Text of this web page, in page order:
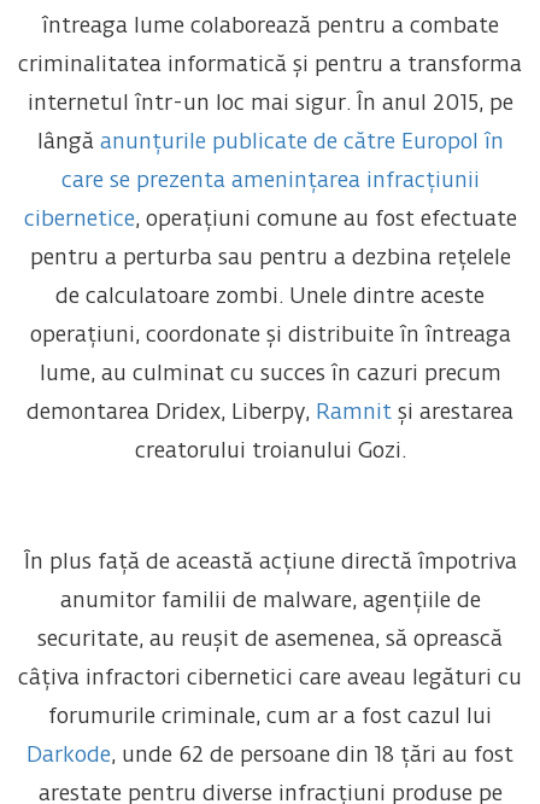
întreaga lume colaborează pentru a combate
criminalitatea informatică și pentru a transforma
internetul într-un loc mai sigur. În anul 2015, pe
lângă anunțurile publicate de către Europol în
care se prezenta amenințarea infracțiunii
cibernetice, operațiuni comune au fost efectuate
pentru a perturba sau pentru a dezbina rețelele
de calculatoare zombi. Unele dintre aceste
operațiuni, coordonate și distribuite în întreaga
lume, au culminat cu succes în cazuri precum
demontarea Dridex, Liberpy, Ramnit și arestarea
creatorului troianului Gozi.
În plus față de această acțiune directă împotriva
anumitor familii de malware, agențiile de
securitate, au reușit de asemenea, să oprească
câțiva infractori cibernetici care aveau legături cu
forumurile criminale, cum ar a fost cazul lui
Darkode, unde 62 de persoane din 18 țări au fost
arestate pentru diverse infracțiuni produse pe